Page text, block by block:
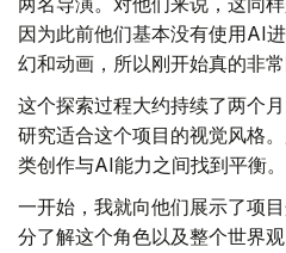
因为此前他们基本没有使用AI
幻和动画，所以刚开始真的非常
这个探索过程大约持续了两个
研究适合这个项目的视觉风格
类创作与AI能力之间找到平衡。
一开始，我就向他们展示了项
分了解这个角色以及整个世界